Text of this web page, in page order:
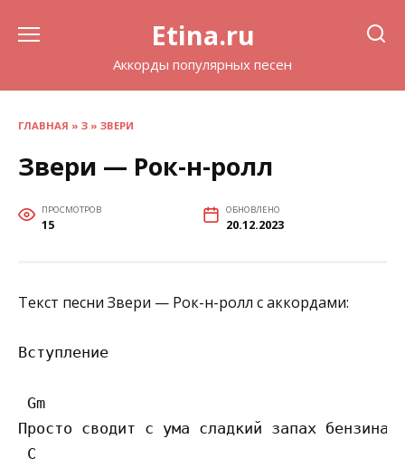
Etina.ru
Аккорды популярных песен
ГЛАВНАЯ » З » ЗВЕРИ
Звери — Рок-н-ролл
ПРОСМОТРОВ
15
ОБНОВЛЕНО
20.12.2023
Текст песни Звери — Рок-н-ролл с аккордами:
Вступление
Gm
Просто сводит с ума сладкий запах бензина,
C